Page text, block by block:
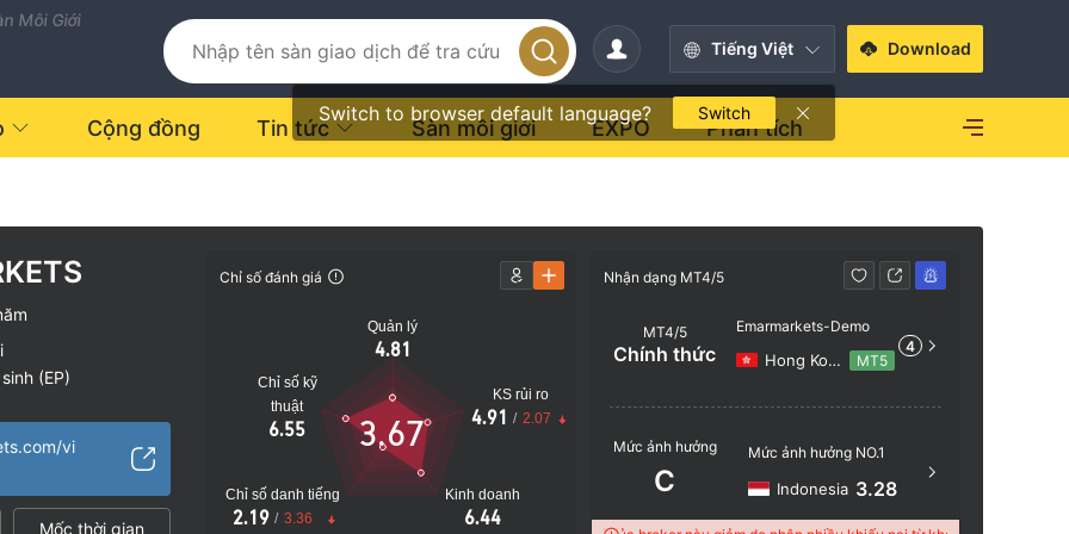
Môi Giới
Tiếng Việt
Switch to browser default language? Switch
Download
Cộng đồng Tin tức Sàn môi giới EXPO Phân tích
(EP)
vi
Mốc thời gian
Chỉ số đánh giá
Quản lý
4.81
Chỉ số kỹ
thuật
6.55
Chỉ số danh tiếng
2.19 / 3.36
Kinh doanh
6.44
KS rủi ro
4.91 / 2.07
3.67
Nhận dạng MT4/5
MT4/5
Chính thức
Emarmarkets-Demo
Hong Kong MT5
4
Mức ảnh hưởng
C
Mức ảnh hưởng NO.1
Indonesia 3.28